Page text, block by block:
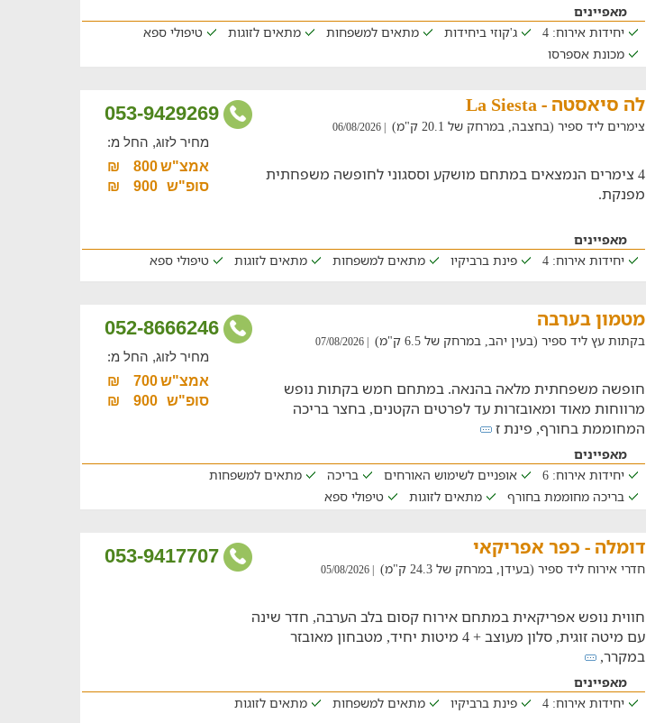
מאפיינים
יחידות אירוח: 4
ג'קוזי ביחידות מתאים למשפחות מתאים לזוגות
טיפולי ספא
מכונת אספרסו
053-9429269 לה סיאסטה - La Siesta
צימרים ליד ספיר (בחצבה, במרחק של 20.1 ק"מ) | 06/08/2026
4 צימרים הנמצאים במתחם מושקע וססגוני לחופשה משפחתית
מפנקת.
מחיר לזוג, החל מ:
אמצ"ש800
₪
סופ"ש
900
₪
מאפיינים
יחידות אירוח: 4
פינת ברביקיו מתאים למשפחות מתאים לזוגות טיפולי ספא
052-8666246 מטמון בערבה
בקתות עץ ליד ספיר (בעין יהב, במרחק של 6.5 ק"מ) | 07/08/2026
חופשה משפחתית מלאה בהנאה. במתחם חמש בקתות נופש
מרווחות מאוד ומאובזרות עד לפרטים הקטנים, בחצר בריכה
המחוממת בחורף, פינת ז
מחיר לזוג, החל מ:
אמצ"ש700
₪
סופ"ש
900
₪
מאפיינים
יחידות אירוח: 6
אופניים לשימוש האורחים בריכה
מתאים למשפחות
בריכה מחוממת בחורף
מתאים לזוגות טיפולי ספא
053-9417707 דומלה - כפר אפריקאי
חדרי אירוח ליד ספיר (בעידן, במרחק של 24.3 ק"מ) | 05/08/2026
חווית נופש אפריקאית במתחם אירוח קסום בלב הערבה, חדר שינה
עם מיטה זוגית, סלון מעוצב + 4 מיטות יחיד, מטבחון מאובזר
במקרר,
מאפיינים
יחידות אירוח: 4
פינת ברביקיו מתאים למשפחות מתאים לזוגות